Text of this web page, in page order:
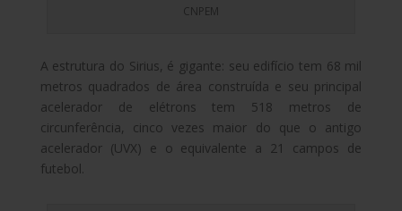
CNPEM
A estrutura do Sirius, é gigante: seu edifício tem 68 mil
metros quadrados de área construída e seu principal
acelerador de elétrons tem 518 metros de
circunferência, cinco vezes maior do que o antigo
acelerador (UVX) e o equivalente a 21 campos de
futebol.